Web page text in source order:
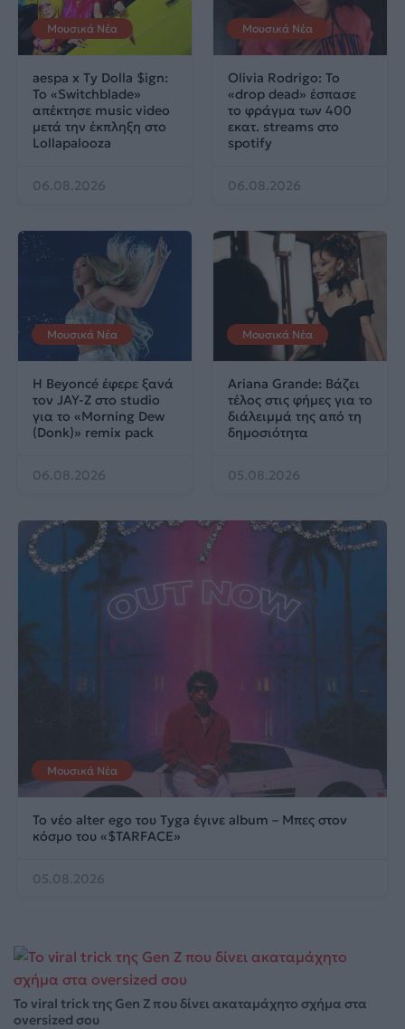
Μουσικά Νέα
aespa x Ty Dolla $ign:
Το «Switchblade»
απέκτησε music video
μετά την έκπληξη στο
Lollapalooza
06.08.2026
Μουσικά Νέα
Olivia Rodrigo: To
«drop dead» έσπασε
το φράγμα των 400
εκατ. streams στο
spotify
06.08.2026
Μουσικά Νέα
Η Beyoncé έφερε ξανά
τον JAY-Z στο studio
για το «Morning Dew
(Donk)» remix pack
06.08.2026
Μουσικά Νέα
Ariana Grande: Βάζει
τέλος στις φήμες για το
διάλειμμά της από τη
δημοσιότητα
05.08.2026
Μουσικά Νέα
Το νέο alter ego του Tyga έγινε album – Μπες στον
κόσμο του «$TARFACE»
05.08.2026
Το viral trick της Gen Z που δίνει ακαταμάχητο σχήμα στα
oversized σου